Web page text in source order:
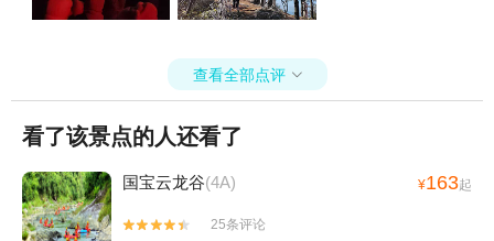
查看全部点评 
看了该景点的人还看了
国宝云龙谷(4A) ¥163起


25条评论